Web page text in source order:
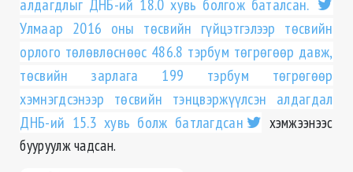
алдагдлыг ДНБ-ий 18.0 хувь болгож баталсан.
Улмаар 2016 оны төсвийн гүйцэтгэлээр төсвийн
орлого төлөвлөснөөс 486.8 тэрбум төгрөгөөр давж,
төсвийн зарлага 199 тэрбум төгрөгөөр
хэмнэгдсэнээр төсвийн тэнцвэржүүлсэн алдагдал
ДНБ-ий 15.3 хувь болж батлагдсан
хэмжээнээс
бууруулж чадсан.